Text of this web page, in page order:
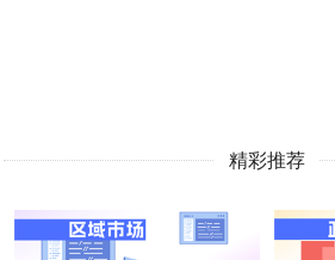
精彩推荐